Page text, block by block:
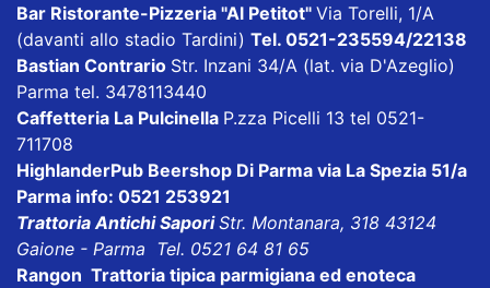
Bar Ristorante-Pizzeria "Al Petitot" Via Torelli, 1/A
(davanti allo stadio Tardini) Tel. 0521-235594/22138
Bastian Contrario Str. Inzani 34/A (lat. via D'Azeglio)
Parma tel. 3478113440
Caffetteria La Pulcinella P.zza Picelli 13 tel 0521-
711708
HighlanderPub Beershop Di Parma via La Spezia 51/a
Parma info: 0521 253921
Trattoria Antichi SaporiStr. Montanara, 318 43124
Gaione - Parma Tel. 0521 64 81 65
Rangon Trattoria tipica parmigiana ed enoteca